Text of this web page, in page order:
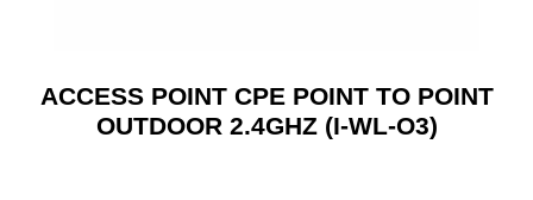
ACCESS POINT CPE POINT TO POINT
OUTDOOR 2.4GHZ (I-WL-O3)